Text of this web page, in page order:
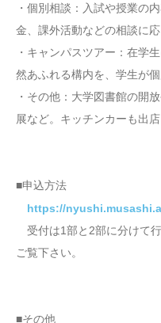
・個別相談：入試や授業の
金、課外活動などの相談に応
・キャンパスツアー：在学
然あふれる構内を、学生が個
・その他：大学図書館の開
展など。キッチンカーも出店
■申込方法
https://
受付は1部と2部に分けて
ご覧下さい。
■その他